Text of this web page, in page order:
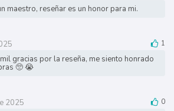
maestro, reseñar es un honor para mi.
1
gracias por la reseña, me siento honrado
🥺 😭
2025
0